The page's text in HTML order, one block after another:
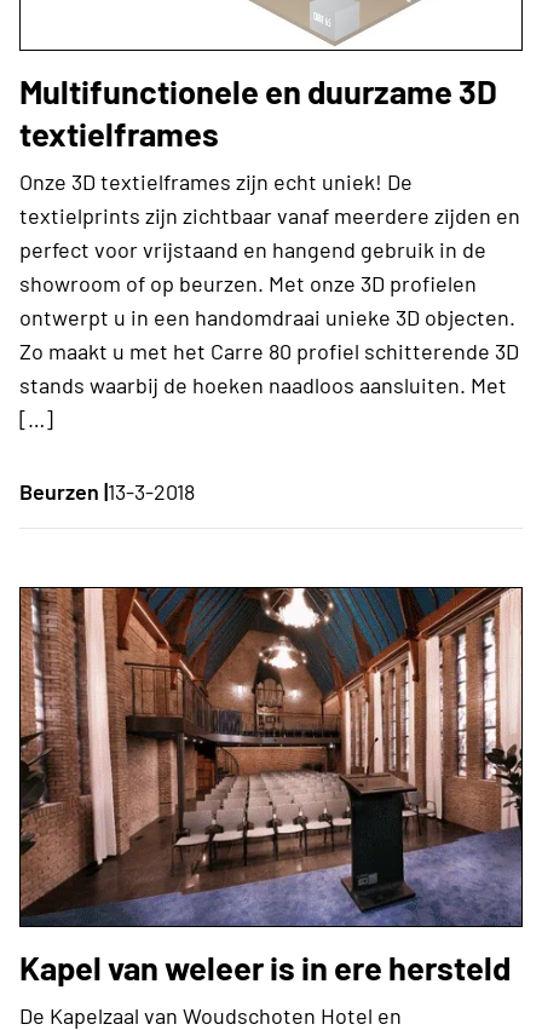
Multifunctionele en duurzame 3D
textielframes
Onze 3D textielframes zijn echt uniek! De
textielprints zijn zichtbaar vanaf meerdere zijden en
perfect voor vrijstaand en hangend gebruik in de
showroom of op beurzen. Met onze 3D profielen
ontwerpt u in een handomdraai unieke 3D objecten.
Zo maakt u met het Carre 80 profiel schitterende 3D
stands waarbij de hoeken naadloos aansluiten. Met
[…]
Beurzen |13-3-2018
Kapel van weleer is in ere hersteld
De Kapelzaal van Woudschoten Hotel en